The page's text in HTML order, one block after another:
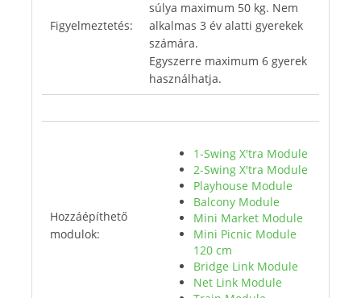
Figyelmeztetés:
súlya maximum 50 kg. Nem
alkalmas 3 év alatti gyerekek
számára.
Egyszerre maximum 6 gyerek
használhatja.
Hozzáépíthető
modulok:
1-Swing X'tra Module
2-Swing X'tra Module
Playhouse Module
Balcony Module
Mini Market Module
Mini Picnic Module
120 cm
Bridge Link Module
Net Link Module